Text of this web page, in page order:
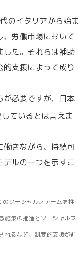
のイタリアから始
、労働市場において
した。それらは補助
支援によって成り
が必要ですが、日本
しているとは言えま
きながら、持続可
ルの一つを示すこ
ソーシャルファームを推
施策の推進とソーシャルフ
れるなど、制度的支援が進